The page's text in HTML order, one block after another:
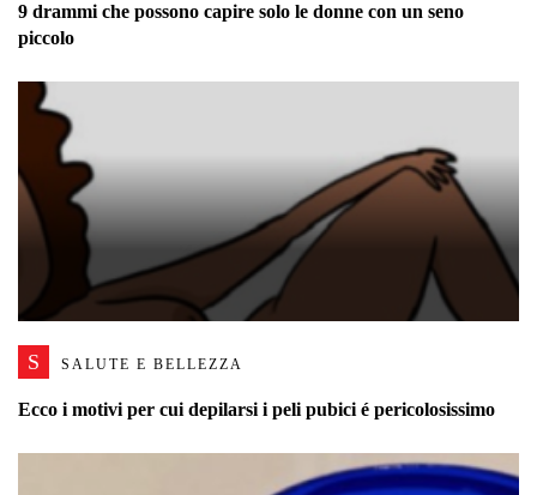
9 drammi che possono capire solo le donne con un seno
piccolo
S SALUTE E BELLEZZA
Ecco i motivi per cui depilarsi i peli pubici é pericolosissimo